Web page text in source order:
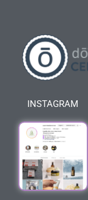
INSTAGRAM